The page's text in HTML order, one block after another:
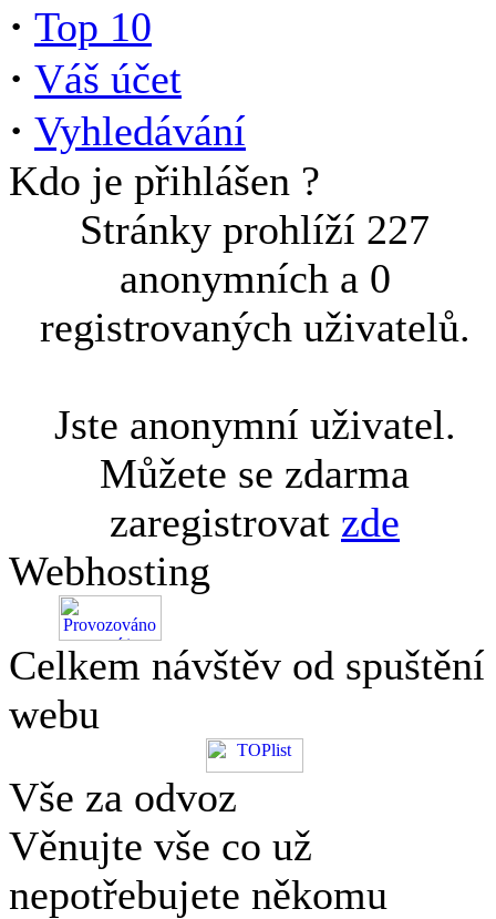
· Top 10
· Váš účet
· Vyhledávání
Kdo je přihlášen ?
Stránky prohlíží 227
anonymních a 0
registrovaných uživatelů.
Jste anonymní uživatel.
Můžete se zdarma
zaregistrovat zde
Webhosting
Celkem návštěv od spuštění
webu
Vše za odvoz
Věnujte vše co už
nepotřebujete někomu